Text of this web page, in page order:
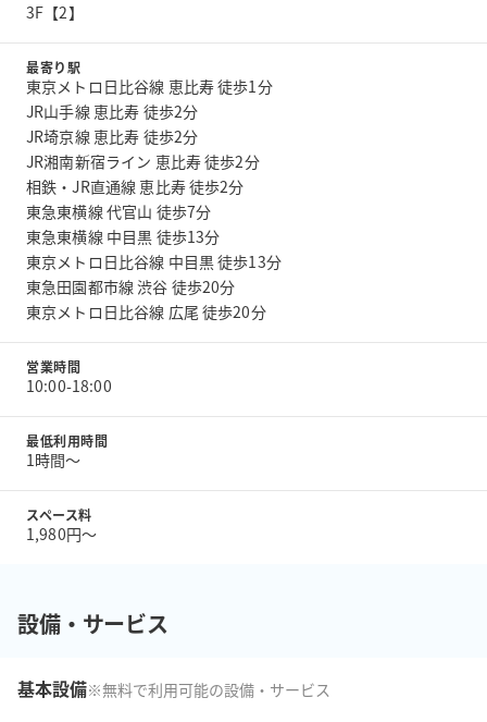
3F【2】
最寄り駅
東京メトロ日比谷線 恵比寿 徒歩1分
JR山手線 恵比寿 徒歩2分
JR埼京線 恵比寿 徒歩2分
JR湘南新宿ライン 恵比寿 徒歩2分
相鉄・JR直通線 恵比寿 徒歩2分
東急東横線 代官山 徒歩7分
東急東横線 中目黒 徒歩13分
東京メトロ日比谷線 中目黒 徒歩13分
東急田園都市線 渋谷 徒歩20分
東京メトロ日比谷線 広尾 徒歩20分
営業時間
10:00-18:00
最低利用時間
1時間〜
スペース料
1,980円〜
設備・サービス
基本設備※無料で利用可能の設備・サービス